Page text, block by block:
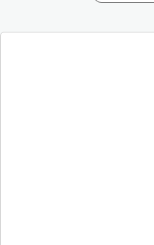
مكتب تجاري مساحة 120م للبيع في